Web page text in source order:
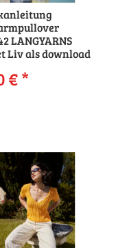
LANGYARNS
Liv als download
€*